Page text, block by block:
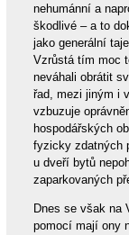
nehumánní a
škodlivé – a to
jako generální
Vzrůstá tím moc
neváhali obrátit
řad, mezi jiným i
vzbuzuje
hospodářských
fyzicky zdatných
u dveří bytů
zaparkovaných
Dnes se však na
pomocí mají ony